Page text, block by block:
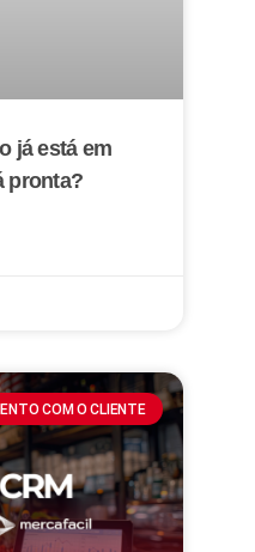
já está em
pronta?
COM O CLIENTE